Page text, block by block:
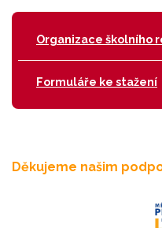
Organizace školního
Formuláře ke stažení
Děkujeme našim